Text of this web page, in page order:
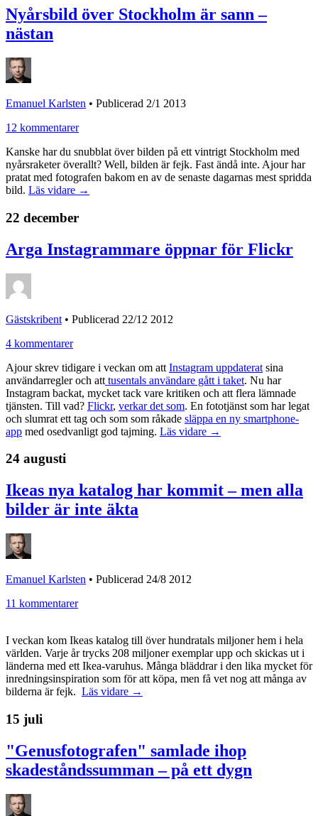
Nyårsbild över Stockholm är sann –
nästan
Emanuel Karlsten • Publicerad 2/1 2013
12 kommentarer
Kanske har du snubblat över bilden på ett vintrigt Stockholm med
nyårsraketer överallt? Well, bilden är fejk. Fast ändå inte. Ajour har
pratat med fotografen bakom en av de senaste dagarnas mest spridda
bild. Läs vidare →
22 december
Arga Instagrammare öppnar för Flickr
Gästskribent • Publicerad 22/12 2012
4 kommentarer
Ajour skrev tidigare i veckan om att Instagram uppdaterat sina
användarregler och att tusentals användare gått i taket. Nu har
Instagram backat, mycket tack vare kritiken och att flera lämnade
tjänsten. Till vad? Flickr, verkar det som. En fototjänst som har legat
och slumrat ett tag och som som råkade släppa en ny smartphone-
app med osedvanligt god tajming. Läs vidare →
24 augusti
Ikeas nya katalog har kommit – men alla
bilder är inte äkta
Emanuel Karlsten • Publicerad 24/8 2012
11 kommentarer
I veckan kom Ikeas katalog till över hundratals miljoner hem i hela
världen. Varje år trycks 208 miljoner exemplar upp och skickas ut i
länderna med ett Ikea-varuhus. Många bläddrar i den lika mycket för
inredningsinspiration som för att köpa, men få vet nog att många av
bilderna är fejk. Läs vidare →
15 juli
"Genusfotografen" samlade ihop
skadeståndssumman – på ett dygn